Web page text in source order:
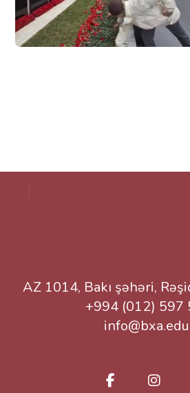
AZ 1014, Bakı şəhəri,
+994 (012) 597